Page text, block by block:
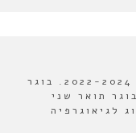
עורך מדור ספרים ב'אורבנולוגיה' 2022-2024. בוגר
תואר שני
לגיאוגרפיה